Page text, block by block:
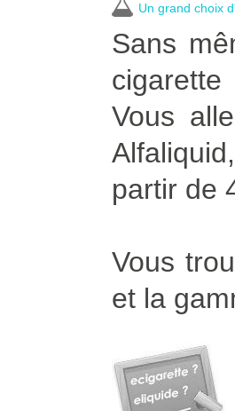
Un grand choix
Sans
Vous
partir de
Vous
et la